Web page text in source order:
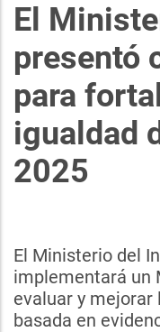
El
presentó
para
igualdad
2025
El Ministerio del
implementará un
evaluar y
basada en